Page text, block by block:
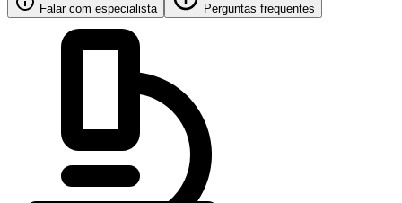
Falar com especialista Perguntas frequentes